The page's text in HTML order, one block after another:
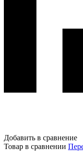
Добавить в сравнение
Товар в сравнении